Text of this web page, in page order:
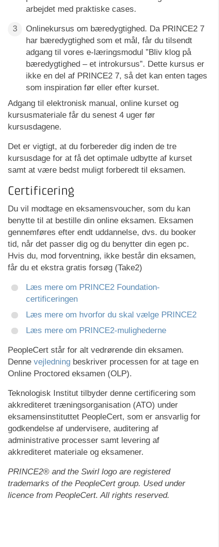
arbejdet med praktiske cases.
Onlinekursus om bæredygtighed. Da PRINCE2 7
har bæredygtighed som et mål, får du tilsendt
adgang til vores e-læringsmodul ”Bliv klog på
bæredygtighed – et introkursus”. Dette kursus er
ikke en del af PRINCE2 7, så det kan enten tages
som inspiration før eller efter kurset.
Adgang til elektronisk manual, online kurset og
kursusmateriale får du senest 4 uger før
kursusdagene.
Det er vigtigt, at du forbereder dig inden de tre
kursusdage for at få det optimale udbytte af kurset
samt at være bedst muligt forberedt til eksamen.
Certificering
Du vil modtage en eksamensvoucher, som du kan
benytte til at bestille din online eksamen. Eksamen
gennemføres efter endt uddannelse, dvs. du booker
tid, når det passer dig og du benytter din egen pc.
Hvis du, mod forventning, ikke består din eksamen,
får du et ekstra gratis forsøg (Take2)
Læs mere om PRINCE2 Foundation-
certificeringen
Læs mere om hvorfor du skal vælge PRINCE2
Læs mere om PRINCE2-mulighederne
PeopleCert står for alt vedrørende din eksamen.
Denne vejledning beskriver processen for at tage en
Online Proctored eksamen (OLP).
Teknologisk Institut tilbyder denne certificering som
akkrediteret træningsorganisation (ATO) under
eksamensinstituttet PeopleCert, som er ansvarlig for
godkendelse af undervisere, auditering af
administrative processer samt levering af
akkrediteret materiale og eksamener.
PRINCE2® and the Swirl logo are registered
trademarks of the PeopleCert group. Used under
licence from PeopleCert. All rights reserved.